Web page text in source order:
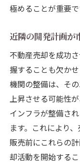
類似物件
市場の変
取引価格
上
価格交渉
不動産売却成
イドの活用法
初めて
ップガイ
極めることが重要で
近隣の開発計画が
不動産売却を成功
握することも欠か
機関の整備は、そ
上昇させる可能性
インフラが整備さ
ます。これにより
販売前にこれらの
却活動を開始する